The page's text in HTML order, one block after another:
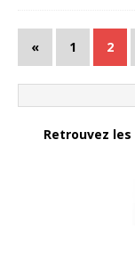
« 1 2
Retrouvez